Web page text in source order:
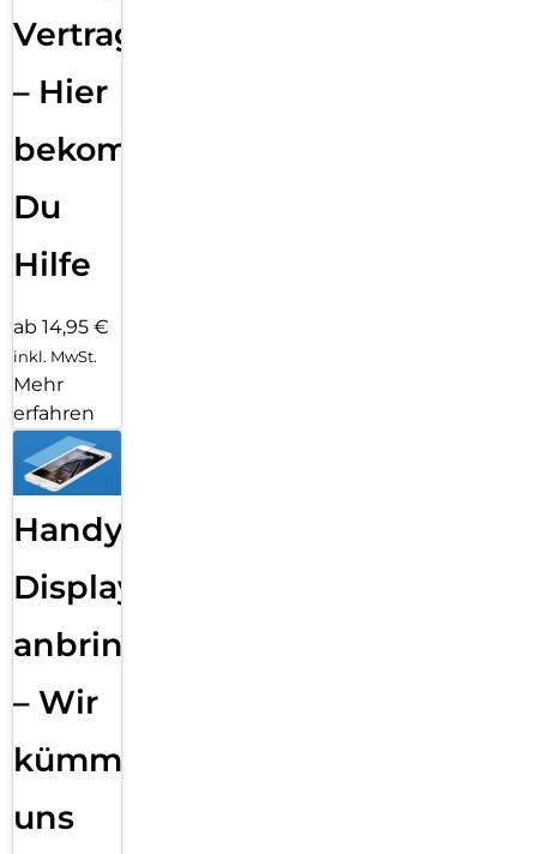
Vertragsabwicklung
– Hier
bekommst
Du
Hilfe
ab 14,95 €
inkl. MwSt.
Mehr
erfahren
Handy
Displayfolie
anbringen
– Wir
kümmern
uns